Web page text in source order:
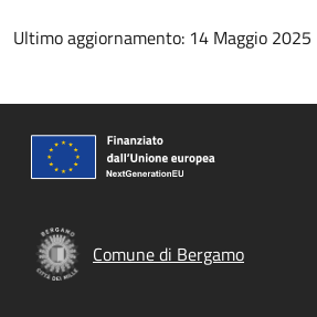
Ultimo aggiornamento: 14 Maggio 2025
Comune di Bergamo